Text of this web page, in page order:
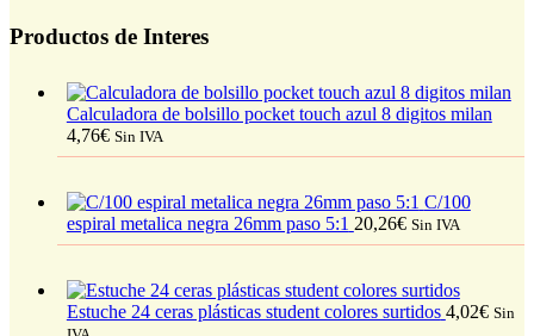
Productos de Interes
Calculadora de bolsillo pocket touch azul 8 digitos milan
4,76€ Sin IVA
C/100
espiral metalica negra 26mm paso 5:1 20,26€ Sin IVA
Estuche 24 ceras plásticas student colores surtidos 4,02€ Sin